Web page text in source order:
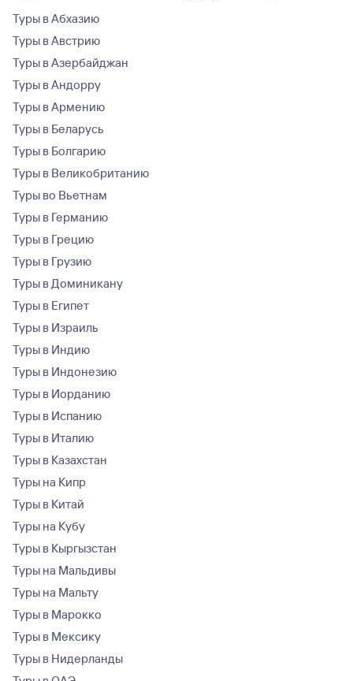
Туры в Абхазию
Туры в Австрию
Туры в Азербайджан
Туры в Андорру
Туры в Армению
Туры в Беларусь
Туры в Болгарию
Туры в Великобританию
Туры во Вьетнам
Туры в Германию
Туры в Грецию
Туры в Грузию
Туры в Доминикану
Туры в Египет
Туры в Израиль
Туры в Индию
Туры в Индонезию
Туры в Иорданию
Туры в Испанию
Туры в Италию
Туры в Казахстан
Туры на Кипр
Туры в Китай
Туры на Кубу
Туры в Кыргызстан
Туры на Мальдивы
Туры на Мальту
Туры в Марокко
Туры в Мексику
Туры в Нидерланды